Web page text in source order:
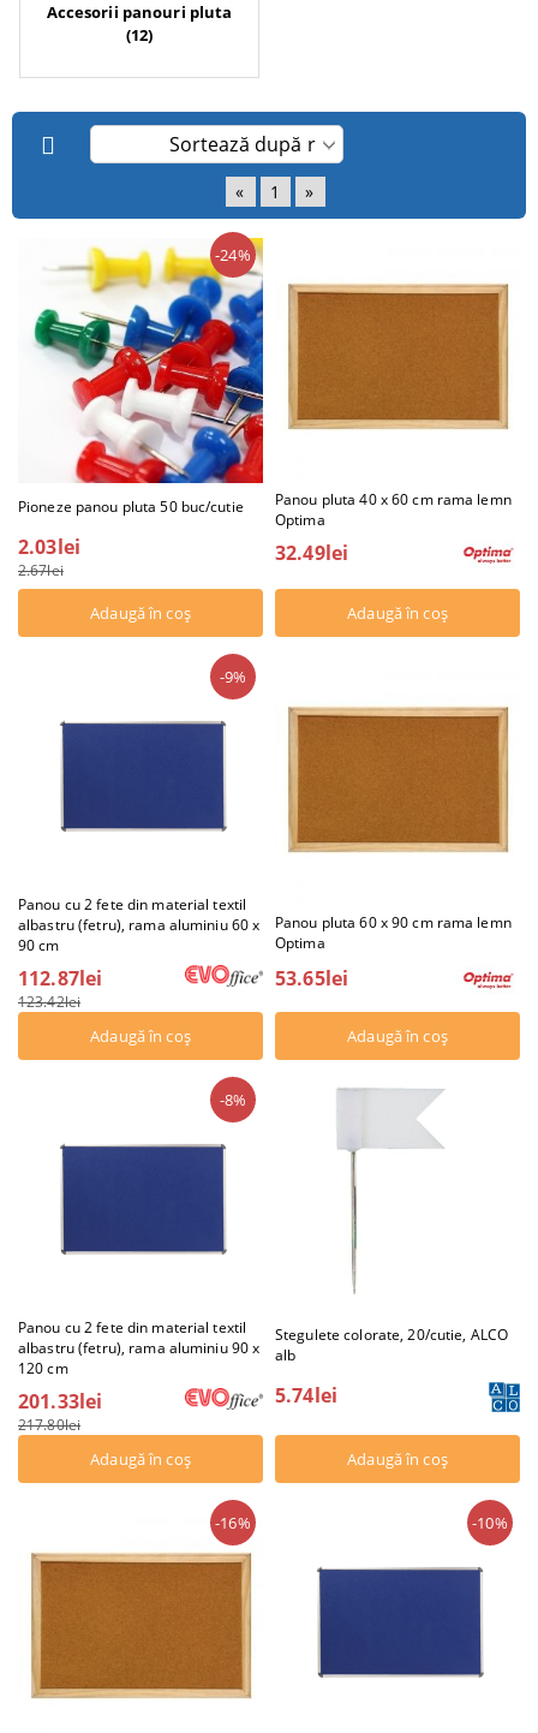
Accesorii panouri pluta
(12)
« 1 »
Pioneze panou pluta 50 buc/cutie
-24%
2.03lei
2.67lei
Panou pluta 40 x 60 cm rama lemn
Optima
32.49lei
Panou cu 2 fete din material textil
albastru (fetru), rama aluminiu 60 x
90 cm
-9%
112.87lei
123.42lei
Panou pluta 60 x 90 cm rama lemn
Optima
53.65lei
Panou cu 2 fete din material textil
albastru (fetru), rama aluminiu 90 x
120 cm
-8%
201.33lei
217.80lei
Stegulete colorate, 20/cutie, ALCO
alb
5.74lei
-16% -10%